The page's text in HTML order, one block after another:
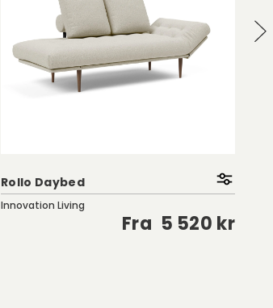
Rollo Daybed
Innovation Living
Fra 5 520 kr